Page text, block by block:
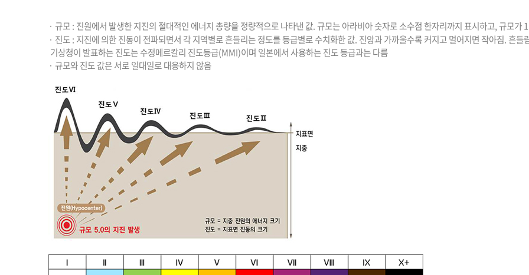
· 규모 : 진원에서 발생한 지진의 절대적인 에너지 총량을 정량적으로 나타낸 값. 규모는 아라비아 숫자로 소수점 한자리까지 표시하고, 규모가
· 진도 : 지진에 의한 진동이 전파되면서 각 지역별로 흔들리는 정도를 등급별로 수치화한 값. 진앙과 가까울수록 커지고 멀어지면 작아
기상청이 발표하는 진도는 수정메르칼리 진도등급(MMI)이며 일본에서 사용하는 진도 등급과는 다름
· 규모와 진도 값은 서로 일대일로 대응하지 않음